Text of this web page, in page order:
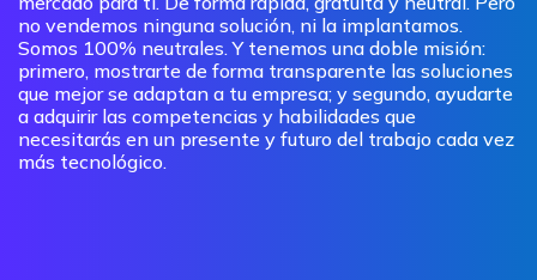
no vendemos ninguna solución, ni la implantamos.
Somos 100% neutrales. Y tenemos una doble misión:
primero, mostrarte de forma transparente las soluciones
que mejor se adaptan a tu empresa; y segundo, ayudarte
a adquirir las competencias y habilidades que
necesitarás en un presente y futuro del trabajo cada vez
más tecnológico.